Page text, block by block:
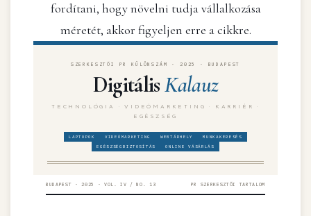
fordítani, hogy növelni tudja vállalkozása
méretét, akkor figyeljen erre a cikkre.
SZERKESZTŐI PR KÜLÖNSZÁM · 2025 · BUDAPEST
DigitálisKalauz
TECHNOLÓGIA · VIDEÓMARKETING · KARRIÉR ·
EGÉSZSÉG
LAPTOPOK VIDEÓMARKETING WEBTÁRHELY
MUNKAKERESÉS
EGÉSZSÉGBIZTOSÍTÁS
ONLINE VÁSÁRLÁS
BUDAPEST · 2025 · VOL. IV / NO. 13 PR SZERKESZTŐI TARTALOM